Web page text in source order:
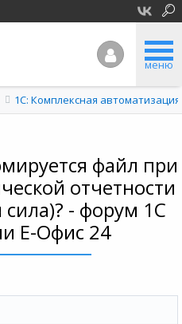
меню
1С: Комплексная автоматизация
файл при
отчетности
- форум 1С
Е-Офис 24